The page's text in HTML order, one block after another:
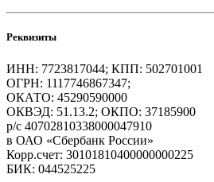
Реквизиты
ИНН: 7723817044; КПП: 502701001
ОГРН: 1117746867347;
ОКАТО: 45290590000
ОКВЭД: 51.13.2; ОКПО: 37185900
р/с 40702810338000047910
в ОАО «Сбербанк России»
Корр.счет: 30101810400000000225
БИК: 044525225